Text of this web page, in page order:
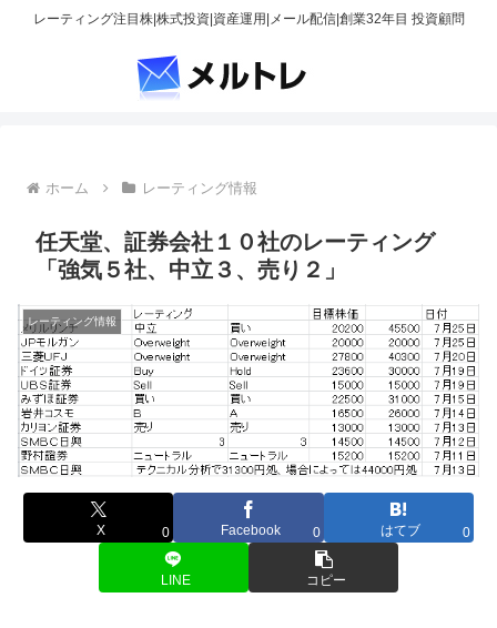
レーティング注目株|株式投資|資産運用|メール配信|創業32年目 投資顧問
ホーム レーティング情報
任天堂、証券会社１０社のレーティング
「強気５社、中立３、売り２」
レーティング情報
X 0 Facebook 0 はてブ 0
LINE コピー